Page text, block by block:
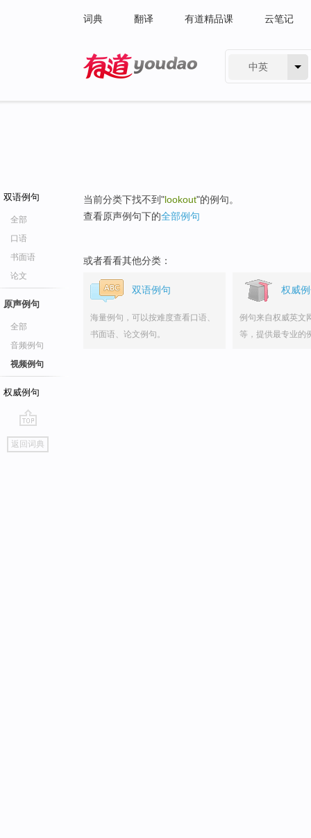
词典 翻译 有道精品课 云笔记
中英
双语例句
全部
口语
书面语
论文
原声例句
全部
音频例句
视频例句
权威例句
go
top
返回词典
当前分类下找不到"lookout"的例句。
查看原声例句下的全部例句
或者看看其他分类：
双语例句
海量例句，可以按难度查看口语、
书面语、论文例句。
权威
例句来自权威英文
等，提供最专业的